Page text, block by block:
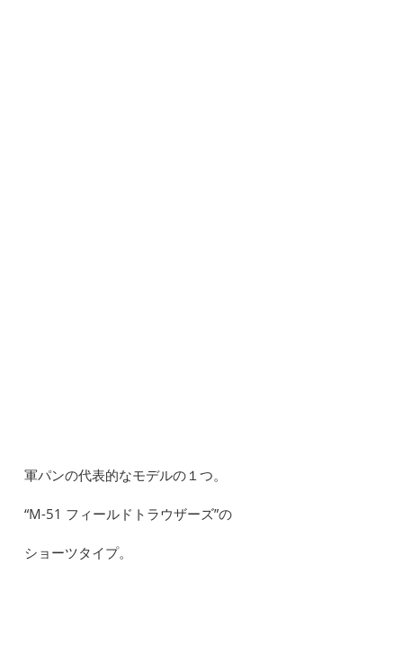
軍パンの代表的なモデルの１つ。
“M-51 フィールドトラウザーズ”の
ショーツタイプ。